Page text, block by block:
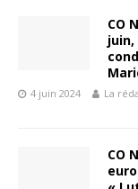
CO
4 juin 2024 La
CO